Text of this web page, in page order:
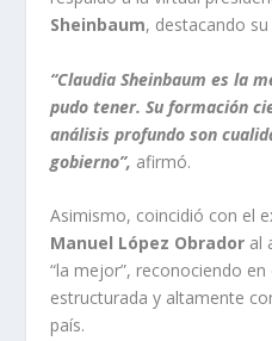
Sheinbaum, destacando
“Claudia Sheinbaum es la
pudo tener. Su formación
análisis profundo son
gobierno”, afirmó.
Asimismo, coincidió con el
Manuel López Obrador al
“la mejor”, reconociendo
estructurada y altamente
país.